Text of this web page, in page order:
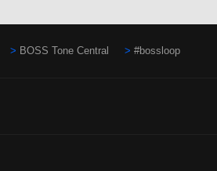
BOSS Tone Central #bossloop